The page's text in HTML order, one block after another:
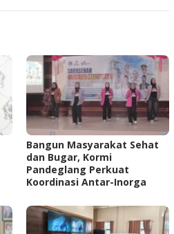
Bangun Masyarakat Sehat
dan Bugar, Kormi
Pandeglang Perkuat
Koordinasi Antar-Inorga